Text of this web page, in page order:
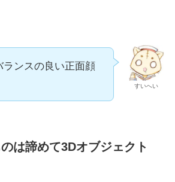
すいへい
ランスの良い正面顔
諦めて3Dオブジェクト